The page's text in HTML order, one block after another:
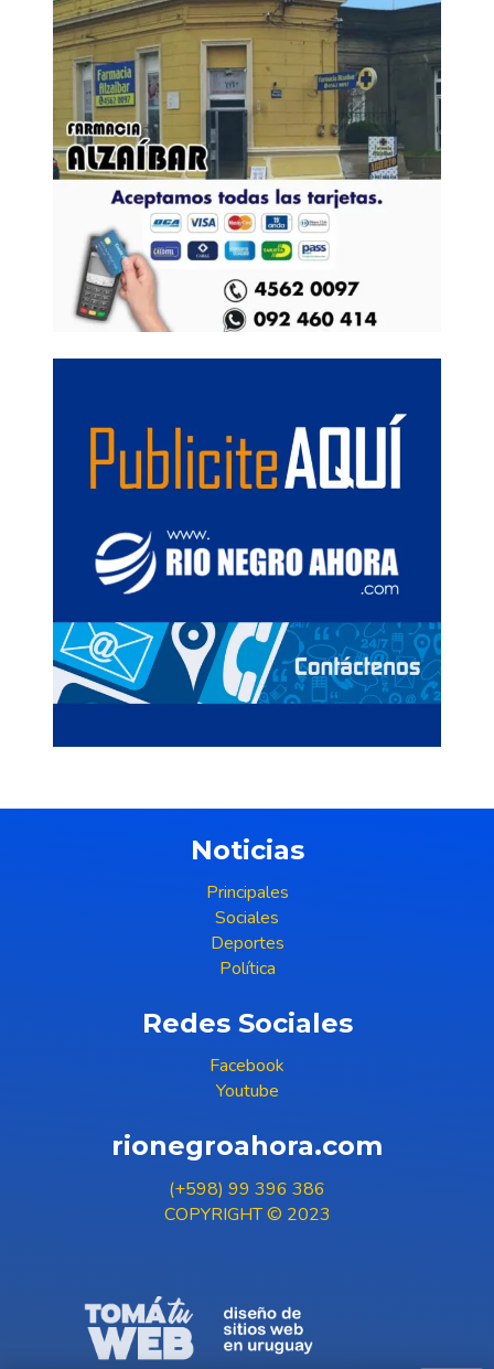
Noticias
Principales
Sociales
Deportes
Política
Redes Sociales
Facebook
Youtube
rionegroahora.com
(+598) 99 396 386
COPYRIGHT © 2023